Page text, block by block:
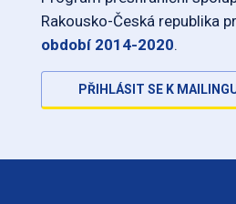
Rakousko-Česká republika
období 2014-2020.
PŘIHLÁSIT SE K